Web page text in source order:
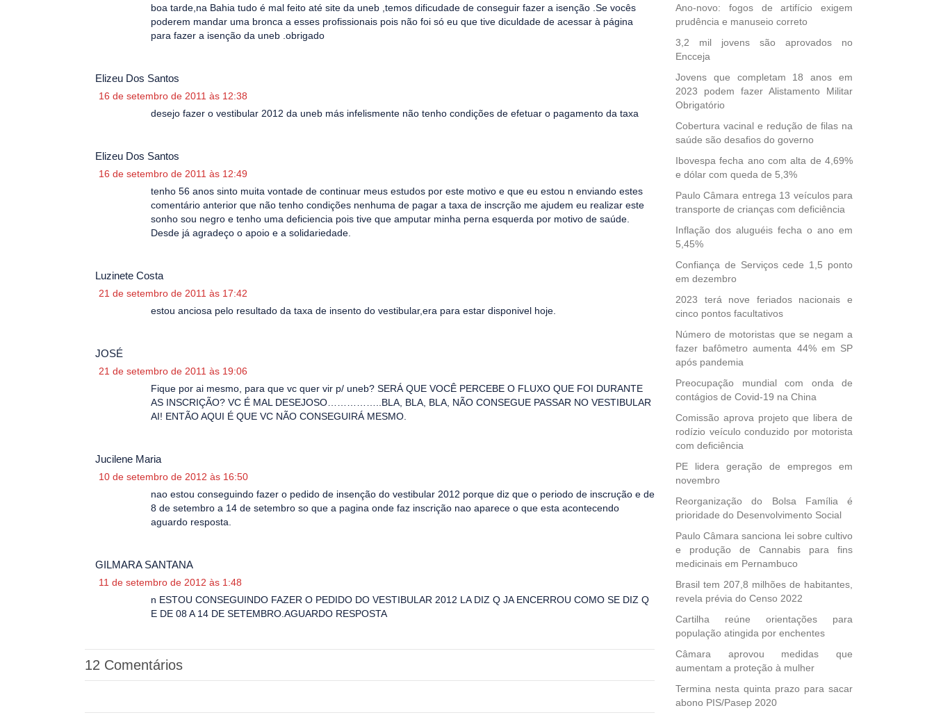
boa tarde,na Bahia tudo é mal feito até site da uneb ,temos dificudade de conseguir fazer a isenção .Se vocês
poderem mandar uma bronca a esses profissionais pois não foi só eu que tive diculdade de acessar à página
para fazer a isenção da uneb .obrigado
Elizeu Dos Santos
16 de setembro de 2011 às 12:38
desejo fazer o vestibular 2012 da uneb más infelismente não tenho condições de efetuar o pagamento da taxa
Elizeu Dos Santos
16 de setembro de 2011 às 12:49
tenho 56 anos sinto muita vontade de continuar meus estudos por este motivo e que eu estou n enviando estes
comentário anterior que não tenho condições nenhuma de pagar a taxa de inscrção me ajudem eu realizar este
sonho sou negro e tenho uma deficiencia pois tive que amputar minha perna esquerda por motivo de saúde.
Desde já agradeço o apoio e a solidariedade.
Luzinete Costa
21 de setembro de 2011 às 17:42
estou anciosa pelo resultado da taxa de insento do vestibular,era para estar disponivel hoje.
JOSÉ
21 de setembro de 2011 às 19:06
Fique por ai mesmo, para que vc quer vir p/ uneb? SERÁ QUE VOCÊ PERCEBE O FLUXO QUE FOI DURANTE
AS INSCRIÇÃO? VC É MAL DESEJOSO……………..BLA, BLA, BLA, NÃO CONSEGUE PASSAR NO VESTIBULAR
AI! ENTÃO AQUI É QUE VC NÃO CONSEGUIRÁ MESMO.
Jucilene Maria
10 de setembro de 2012 às 16:50
nao estou conseguindo fazer o pedido de insenção do vestibular 2012 porque diz que o periodo de inscrução e de
8 de setembro a 14 de setembro so que a pagina onde faz inscrição nao aparece o que esta acontecendo
aguardo resposta.
GILMARA SANTANA
11 de setembro de 2012 às 1:48
n ESTOU CONSEGUINDO FAZER O PEDIDO DO VESTIBULAR 2012 LA DIZ Q JA ENCERROU COMO SE DIZ Q
E DE 08 A 14 DE SETEMBRO.AGUARDO RESPOSTA
12 Comentários
Ano-novo: fogos de artifício exigem
prudência e manuseio correto
3,2 mil jovens são aprovados no
Encceja
Jovens que completam 18 anos em
2023 podem fazer Alistamento Militar
Obrigatório
Cobertura vacinal e redução de filas na
saúde são desafios do governo
Ibovespa fecha ano com alta de 4,69%
e dólar com queda de 5,3%
Paulo Câmara entrega 13 veículos para
transporte de crianças com deficiência
Inflação dos aluguéis fecha o ano em
5,45%
Confiança de Serviços cede 1,5 ponto
em dezembro
2023 terá nove feriados nacionais e
cinco pontos facultativos
Número de motoristas que se negam a
fazer bafômetro aumenta 44% em SP
após pandemia
Preocupação mundial com onda de
contágios de Covid-19 na China
Comissão aprova projeto que libera de
rodízio veículo conduzido por motorista
com deficiência
PE lidera geração de empregos em
novembro
Reorganização do Bolsa Família é
prioridade do Desenvolvimento Social
Paulo Câmara sanciona lei sobre cultivo
e produção de Cannabis para fins
medicinais em Pernambuco
Brasil tem 207,8 milhões de habitantes,
revela prévia do Censo 2022
Cartilha reúne orientações para
população atingida por enchentes
Câmara aprovou medidas que
aumentam a proteção à mulher
Termina nesta quinta prazo para sacar
abono PIS/Pasep 2020